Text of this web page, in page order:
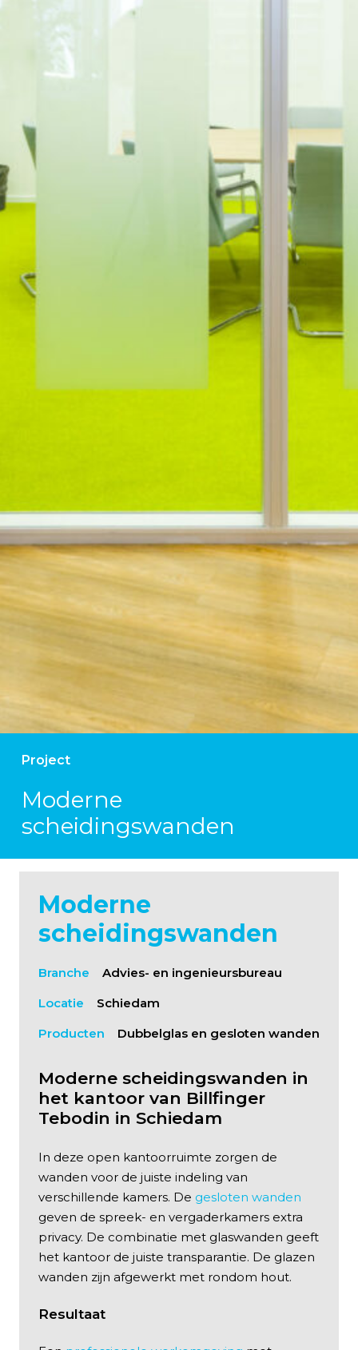
Project
Moderne
scheidingswanden
Moderne
scheidingswanden
Branche
Advies- en ingenieursbureau
Locatie
Schiedam
Producten
Dubbelglas en gesloten wanden
Moderne scheidingswanden in
het kantoor van Billfinger
Tebodin in Schiedam
In deze open kantoorruimte zorgen de
wanden voor de juiste indeling van
verschillende kamers. De gesloten wanden
geven de spreek- en vergaderkamers extra
privacy. De combinatie met glaswanden geeft
het kantoor de juiste transparantie. De glazen
wanden zijn afgewerkt met rondom hout.
Resultaat